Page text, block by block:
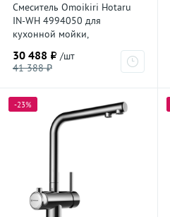
Смеситель Omoikiri Hotaru
IN-WH 4994050 для
кухонной мойки,
нержавеющая сталь/белый
30 488 ₽ /шт
41 388 ₽
-23%